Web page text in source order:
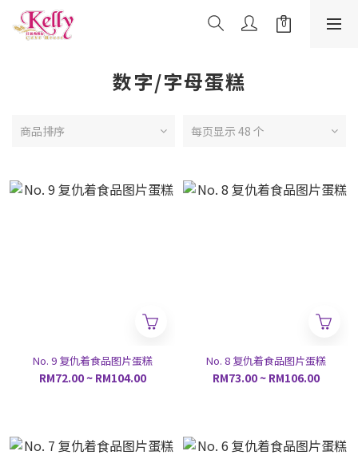
数字/字母蛋糕
商品排序 每页显示 48 个
No. 9 复仇着食品图片蛋糕
RM72.00 ~ RM104.00
No. 8 复仇着食品图片蛋糕
RM73.00 ~ RM106.00